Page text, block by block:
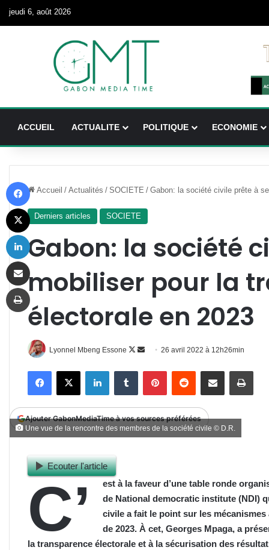
jeudi 6, août 2026
ACCUEIL ACTUALITE POLITIQUE ECONOMIE
Accueil / Actualités / SOCIETE / Gabon: la société civile prête à
Derniers articles SOCIETE
Gabon: la société
mobiliser pour la
électorale en 2023
Lyonnel Mbeng Essone
Follow
Envoyer
courriel
26 avril 2022 à 12h26min
FacebookX LinkedinTumblr PinterestReddit Partager par email
Ajouter GabonMediaTime à vos sources préférées
Une vue de la rencontre des membres de la société civile © D.R.
Ecouter l'article
C’
est à la faveur d’une table ronde
de National democratic institute (NDI)
civile a fait le point sur les
de 2023. À cet, Georges Mpaga, a
la transparence électorale et à la sécurisation des
X
Imprimer